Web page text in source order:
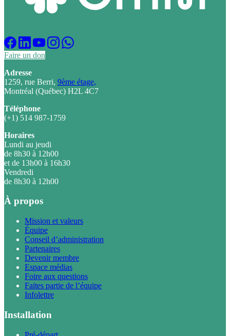
Faire un don
Adresse
1259, rue Berri, 9ème étage,
Montréal (Québec) H2L 4C7
Téléphone
(+1) 514 987-1759
Horaires
Lundi au jeudi
de 8h30 à 12h00
et de 13h00 à 16h30
Vendredi
de 8h30 à 12h00
À propos
Mission et valeurs
Équipe
Conseil d’administration
Partenaires
Devenir membre
Espace médias
Foire aux questions
Faites partie de l’équipe
Infolettre
Installation